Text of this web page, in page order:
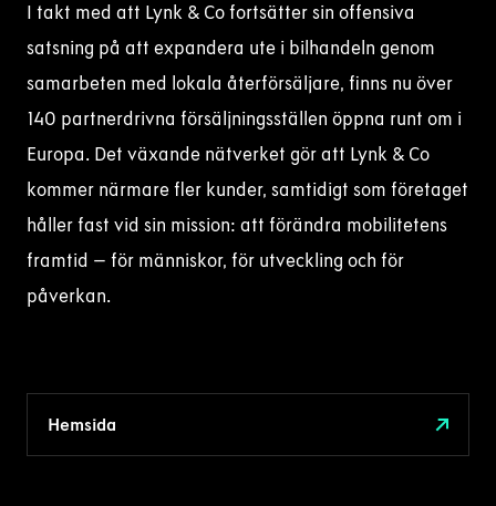
I takt med att Lynk & Co fortsätter sin offensiva
satsning på att expandera ute i bilhandeln genom
samarbeten med lokala återförsäljare, finns nu över
140 partnerdrivna försäljningsställen öppna runt om i
Europa. Det växande nätverket gör att Lynk & Co
kommer närmare fler kunder, samtidigt som företaget
håller fast vid sin mission: att förändra mobilitetens
framtid – för människor, för utveckling och för
påverkan.
Hemsida